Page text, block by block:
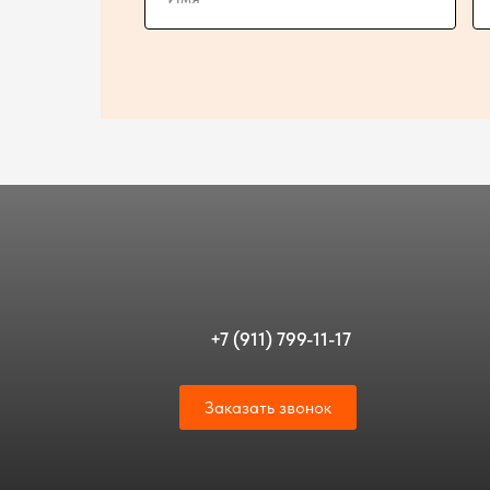
Заказать звонок
+7 (911) 799-11-17